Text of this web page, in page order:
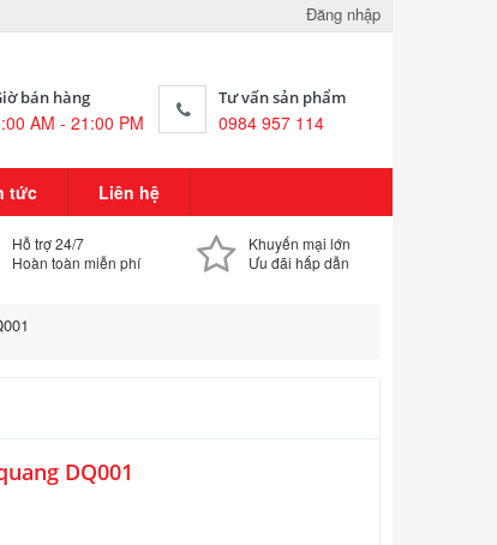
Đăng nhập
bán hàng
AM - 21:00 PM
Tư vấn sản phẩm
0984 957 114
tức Liên hệ
Hỗ trợ 24/7
Hoàn toàn miễn phí
Khuyến mại lớn
Ưu đãi hấp dẫn
DQ001